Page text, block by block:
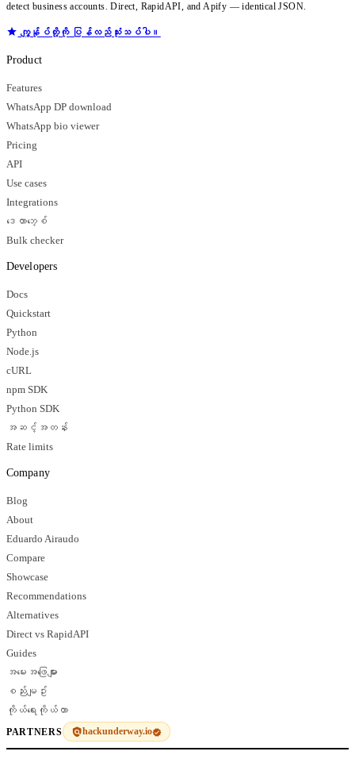
detect business accounts. Direct, RapidAPI, and Apify — identical JSON.
ကျွန်ုပ်တို့ကို ပြန်လည်သုံးသပ်ပါ။
Product
Features
WhatsApp DP download
WhatsApp bio viewer
Pricing
API
Use cases
Integrations
ဒေတာဘေ့စ်
Bulk checker
Developers
Docs
Quickstart
Python
Node.js
cURL
npm SDK
Python SDK
အဆင့်အတန်း
Rate limits
Company
Blog
About
Eduardo Airaudo
Compare
Showcase
Recommendations
Alternatives
Direct vs RapidAPI
Guides
အမေးအဖြေများ
စည်းမျဥ်း
ကိုယ်ရေးကိုယ်တာ
PARTNERS hackunderway.io